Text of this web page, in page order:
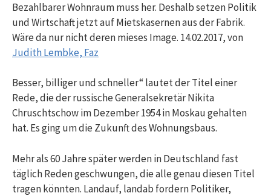
Bezahlbarer Wohnraum muss her. Deshalb setzen Politik
und Wirtschaft jetzt auf Mietskasernen aus der Fabrik.
Wäre da nur nicht deren mieses Image. 14.02.2017,von
Judith Lembke, Faz
Besser, billiger und schneller“ lautet der Titel einer
Rede, die der russische Generalsekretär Nikita
Chruschtschow im Dezember 1954 in Moskau gehalten
hat. Es ging um die Zukunft des Wohnungsbaus.
Mehr als 60 Jahre später werden in Deutschland fast
täglich Reden geschwungen, die alle genau diesen Titel
tragen könnten. Landauf, landab fordern Politiker,